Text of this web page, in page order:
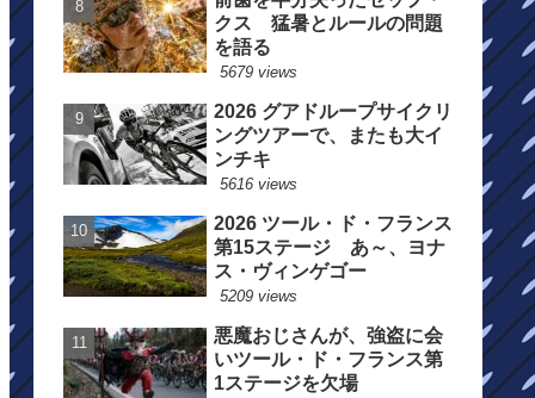
クス 猛暑とルールの問題
を語る
5679 views
2026 グアドループサイクリ
ングツアーで、またも大イ
ンチキ
5616 views
2026 ツール・ド・フランス
第15ステージ あ～、ヨナ
ス・ヴィンゲゴー
5209 views
悪魔おじさんが、強盗に会
いツール・ド・フランス第
1ステージを欠場